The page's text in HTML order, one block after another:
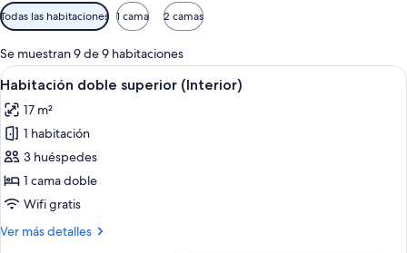
Filtros
disponibles
para
las
habitaciones
Todas las habitaciones 1 cama 2 camas
Se muestran 9 de 9 habitaciones
Abrir
todas
las
fotos
de
Habitación
doble
(Interior)
Habitación de hotel con una cama
6
Habitación doble superior (Interior)
17 m²
1 habitación
3 huéspedes
1 cama doble
Wifi gratis
Ver más detalles
Más